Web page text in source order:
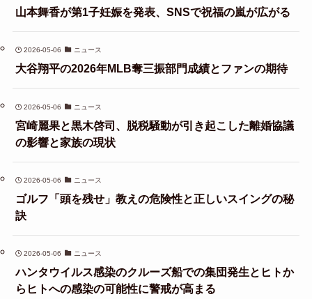
山本舞香が第1子妊娠を発表、SNSで祝福の嵐が広がる
2026-05-06 ニュース
大谷翔平の2026年MLB奪三振部門成績とファンの期待
2026-05-06 ニュース
宮崎麗果と黒木啓司、脱税騒動が引き起こした離婚協議
の影響と家族の現状
2026-05-06 ニュース
ゴルフ「頭を残せ」教えの危険性と正しいスイングの秘
訣
2026-05-06 ニュース
ハンタウイルス感染のクルーズ船での集団発生とヒトか
らヒトへの感染の可能性に警戒が高まる